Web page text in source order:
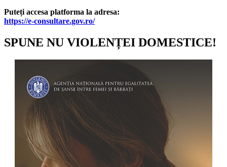
Puteți accesa platforma la adresa:
https://e-consultare.gov.ro/
SPUNE NU VIOLENȚEI DOMESTICE!